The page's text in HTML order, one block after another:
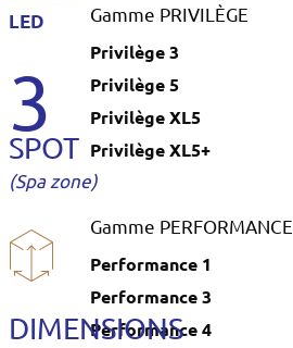
Gamme PRIVILÈGE
Privilège 3
Privilège 5
Privilège XL5
Privilège XL5+
Gamme PERFORMANCE
Performance 1
Performance 3
Performance 4
LED
3
SPOT
(Spa zone)
DIMENSIONS